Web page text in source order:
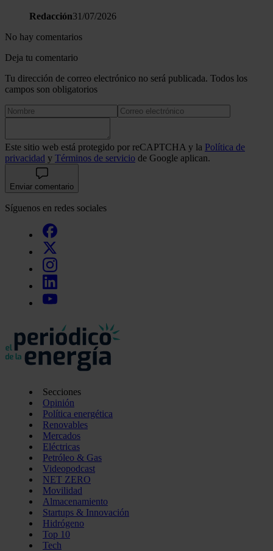
Redacción31/07/2026
No hay comentarios
Deja tu comentario
Tu dirección de correo electrónico no será publicada. Todos los
campos son obligatorios
Este sitio web está protegido por reCAPTCHA y la Política de
privacidad y Términos de servicio de Google aplican.
Enviar comentario
Síguenos en redes sociales
Secciones
Opinión
Política energética
Renovables
Mercados
Eléctricas
Petróleo & Gas
Videopodcast
NET ZERO
Movilidad
Almacenamiento
Startups & Innovación
Hidrógeno
Top 10
Tech